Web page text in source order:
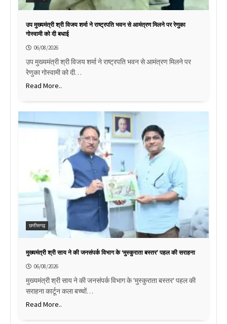
उप मुख्यमंत्री श्री विजय शर्मा ने राष्ट्रपति भवन से आमंत्रण मिलने पर रेणुका
गोस्वामी को दी बधाई
06/08/2026
उप मुख्यमंत्री श्री विजय शर्मा ने राष्ट्रपति भवन से आमंत्रण मिलने पर
रेणुका गोस्वामी को दी…
Read More..
छत्तीसगढ़
मुख्यमंत्री श्री साय ने की जनसंपर्क विभाग के ‘मुस्कुराता बस्तर’ पहल की सराहना
06/08/2026
मुख्यमंत्री श्री साय ने की जनसंपर्क विभाग के 'मुस्कुराता बस्तर' पहल की
सराहना कार्टून कला बच्चों…
Read More..